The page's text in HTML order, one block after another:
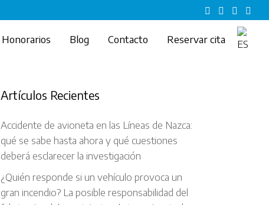
Honorarios Blog Contacto Reservar cita
Artículos Recientes
Accidente de avioneta en las Líneas de Nazca:
qué se sabe hasta ahora y qué cuestiones
deberá esclarecer la investigación
¿Quién responde si un vehículo provoca un
gran incendio? La posible responsabilidad del